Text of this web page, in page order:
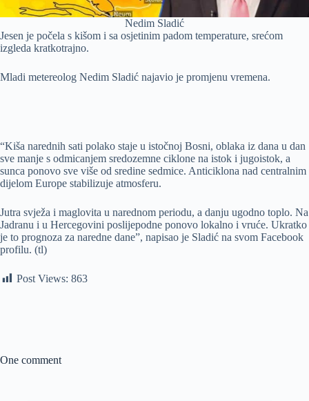
Nedim Sladić
Jesen je počela s kišom i sa osjetinim padom temperature, srećom
izgleda kratkotrajno.
Mladi metereolog Nedim Sladić najavio je promjenu vremena.
“Kiša narednih sati polako staje u istočnoj Bosni, oblaka iz dana u dan
sve manje s odmicanjem sredozemne ciklone na istok i jugoistok, a
sunca ponovo sve više od sredine sedmice. Anticiklona nad centralnim
dijelom Europe stabilizuje atmosferu.
Jutra svježa i maglovita u narednom periodu, a danju ugodno toplo. Na
Jadranu i u Hercegovini poslijepodne ponovo lokalno i vruće. Ukratko
je to prognoza za naredne dane”, napisao je Sladić na svom Facebook
profilu. (tl)
Post Views: 863
One comment